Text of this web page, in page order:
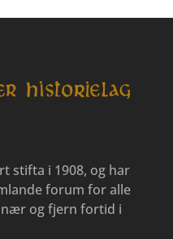
stifta i 1908, og har
forum for alle
og fjern fortid i